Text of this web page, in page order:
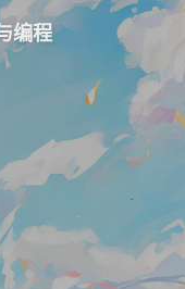
编程